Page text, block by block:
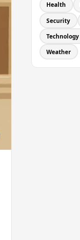
Health
Security
Technology
Weather